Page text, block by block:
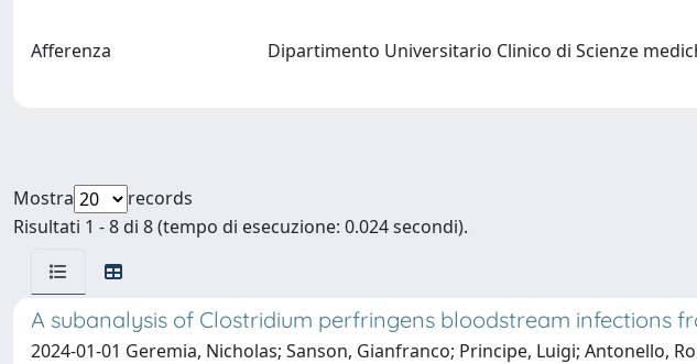
Afferenza Dipartimento Universitario Clinico di Scienze
Mostra
records
Risultati 1 - 8 di 8 (tempo di esecuzione: 0.024 secondi).
A subanalysis of Clostridium perfringens bloodstream infections
2024-01-01 Geremia, Nicholas; Sanson, Gianfranco; Principe, Luigi; Antonello,